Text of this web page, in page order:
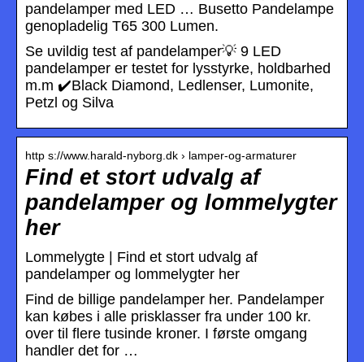
pandelamper med LED … Busetto Pandelampe
genopladelig T65 300 Lumen.
Se uvildig test af pandelamper💡 9 LED
pandelamper er testet for lysstyrke, holdbarhed
m.m ✔️Black Diamond, Ledlenser, Lumonite,
Petzl og Silva
http s://www.harald-nyborg.dk › lamper-og-armaturer
Find et stort udvalg af
pandelamper og lommelygter
her
Lommelygte | Find et stort udvalg af
pandelamper og lommelygter her
Find de billige pandelamper her. Pandelamper
kan købes i alle prisklasser fra under 100 kr.
over til flere tusinde kroner. I første omgang
handler det for …